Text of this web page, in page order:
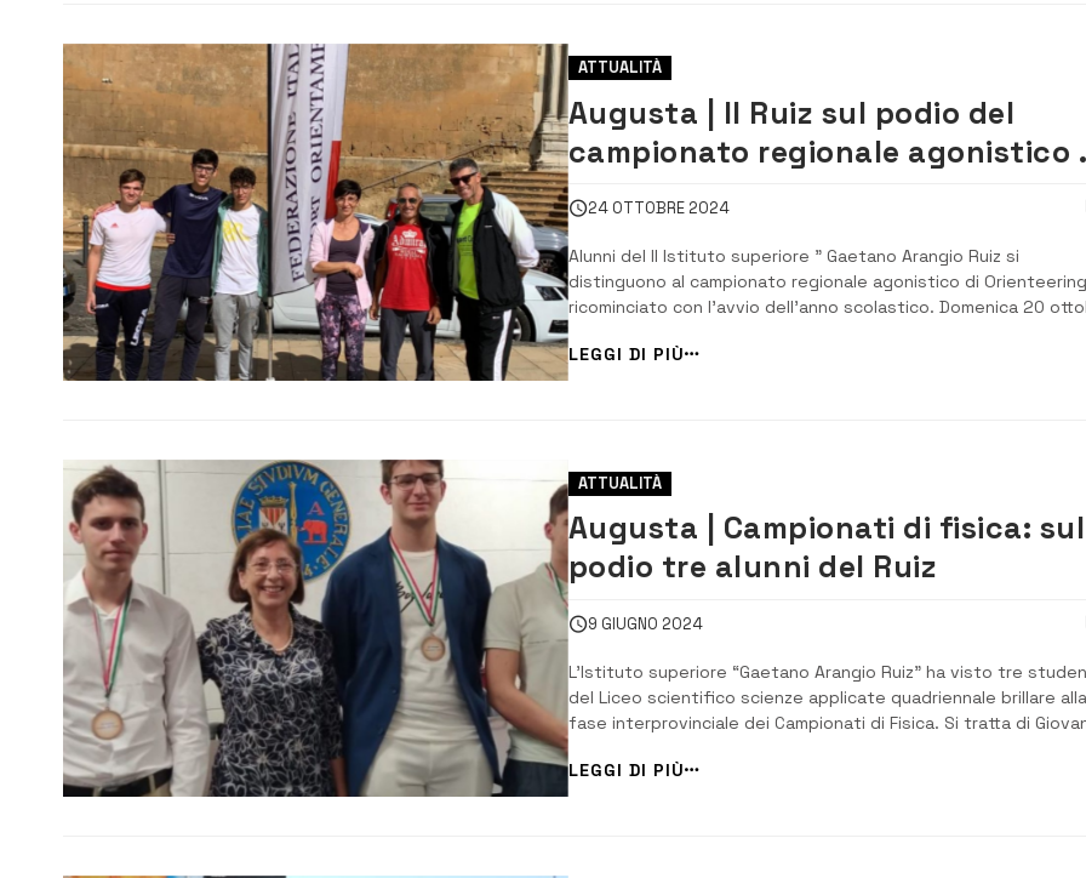
ATTUALITÀ
Augusta | Il Ruiz sul podio del
campionato regionale agonistico
Orienteering.
24 OTTOBRE 2024
Alunni del II Istituto superiore ” Gaetano Arangio Ruiz si
distinguono al campionato regionale agonistico di Orienteering
ricominciato con l’avvio dell’anno scolastico. Domenica 20
gli studenti, accompagnati dalla docente Marinella Strazzulla, si
sono sfidati nel centro storico di Enna in una competizione
impegnativa dal punto di...
LEGGI DI PIÙ
ATTUALITÀ
Augusta | Campionati di fisica: sul
podio tre alunni del Ruiz
9 GIUGNO 2024
L’Istituto superiore “Gaetano Arangio Ruiz” ha visto tre
del Liceo scientifico scienze applicate quadriennale brillare alla
fase interprovinciale dei Campionati di Fisica. Si tratta di
Coco di 4°QL, che ha conquistato la medaglia di bronzo, Daniele
Gaeta di 3°QL, anche lui medaglia di bronzo, e Stefano Di Fazio di
3°QL,...
LEGGI DI PIÙ